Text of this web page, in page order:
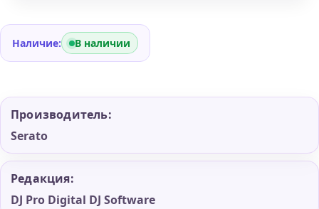
Наличие: В наличии
Производитель:
Serato
Редакция:
DJ Pro Digital DJ Software